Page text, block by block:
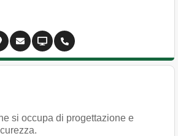
si occupa di progettazione e